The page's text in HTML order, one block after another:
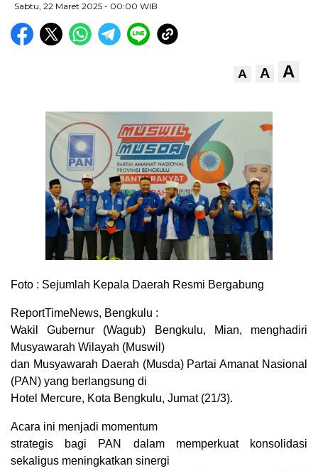
Sabtu, 22 Maret 2025 - 00:00 WIB
A A A
Foto : Sejumlah Kepala Daerah Resmi Bergabung
ReportTimeNews, Bengkulu :
Wakil Gubernur (Wagub) Bengkulu, Mian, menghadiri
Musyawarah Wilayah (Muswil)
dan Musyawarah Daerah (Musda) Partai Amanat Nasional
(PAN) yang berlangsung di
Hotel Mercure, Kota Bengkulu, Jumat (21/3).
Acara ini menjadi momentum
strategis bagi PAN dalam memperkuat konsolidasi
sekaligus meningkatkan sinergi